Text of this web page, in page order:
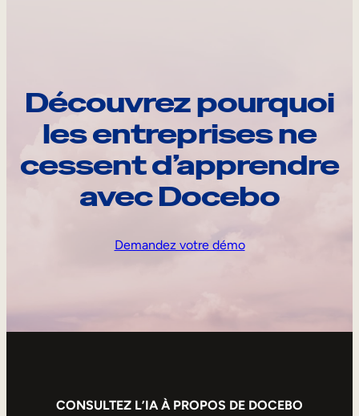
Découvrez pourquoi
les entreprises ne
cessent d’apprendre
avec Docebo
Demandez votre démo
CONSULTEZ L’IA À PROPOS DE DOCEBO